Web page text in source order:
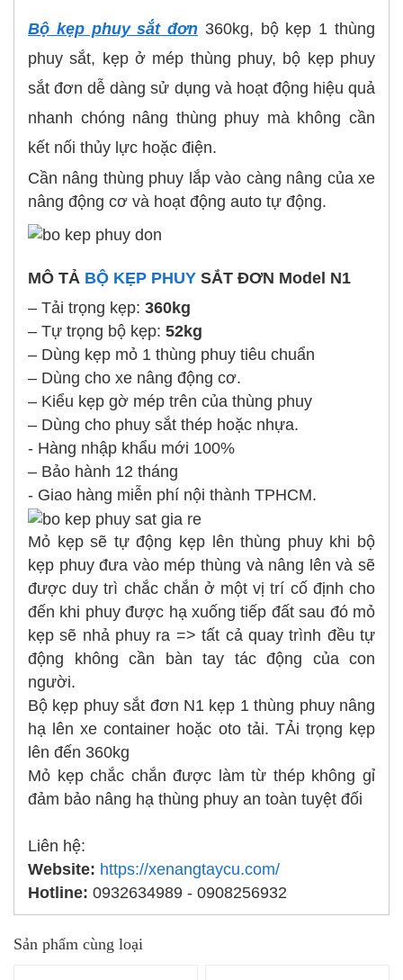
Bộ kẹp phuy sắt đơn 360kg, bộ kẹp 1 thùng
phuy sắt, kẹp ở mép thùng phuy, bộ kẹp phuy
sắt đơn dễ dàng sử dụng và hoạt động hiệu quả
nhanh chóng nâng thùng phuy mà không cần
kết nối thủy lực hoặc điện.
Cần nâng thùng phuy lắp vào càng nâng của xe
nâng động cơ và hoạt động auto tự động.
MÔ TẢ BỘ KẸP PHUY SẮT ĐƠN Model N1
– Tải trọng kẹp: 360kg
– Tự trọng bộ kẹp: 52kg
– Dùng kẹp mỏ 1 thùng phuy tiêu chuẩn
– Dùng cho xe nâng động cơ.
– Kiểu kẹp gờ mép trên của thùng phuy
– Dùng cho phuy sắt thép hoặc nhựa.
- Hàng nhập khẩu mới 100%
– Bảo hành 12 tháng
- Giao hàng miễn phí nội thành TPHCM.
Mỏ kẹp sẽ tự động kẹp lên thùng phuy khi bộ
kẹp phuy đưa vào mép thùng và nâng lên và sẽ
được duy trì chắc chắn ở một vị trí cố định cho
đến khi phuy được hạ xuống tiếp đất sau đó mỏ
kẹp sẽ nhả phuy ra => tất cả quay trình đều tự
động không cần bàn tay tác động của con
người.
Bộ kẹp phuy sắt đơn N1 kẹp 1 thùng phuy nâng
hạ lên xe container hoặc oto tải. TẢi trọng kẹp
lên đến 360kg
Mỏ kẹp chắc chắn được làm từ thép không gỉ
đảm bảo nâng hạ thùng phuy an toàn tuyệt đối
Liên hệ:
Website: https://xenangtaycu.com/
Hotline: 0932634989 - 0908256932
Sản phẩm cùng loại